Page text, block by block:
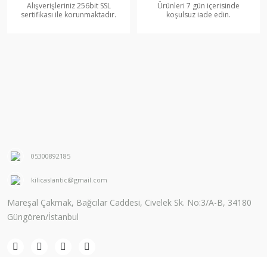
Alışverişleriniz 256bit SSL
sertifikası ile korunmaktadır.
Ürünleri 7 gün içerisinde
koşulsuz iade edin.
05300892185
kilicaslantic@gmail.com
Mareşal Çakmak, Bağcılar Caddesi, Civelek Sk. No:3/A-B, 34180
Güngören/İstanbul